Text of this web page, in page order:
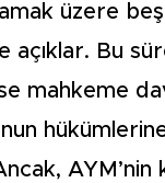
üzere
açıklar. Bu
mahkeme
AYM’nin